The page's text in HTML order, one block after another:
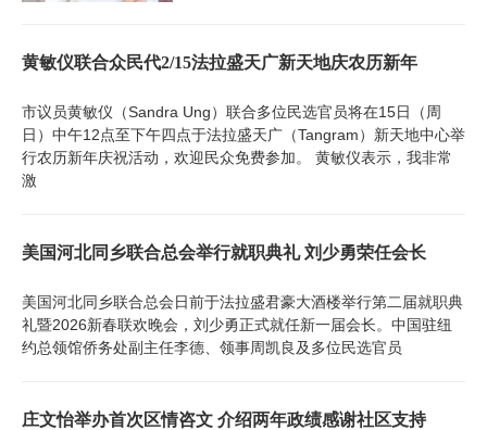
黄敏仪联合众民代2/15法拉盛天广新天地庆农历新年
市议员黄敏仪（Sandra Ung）联合多位民选官员将在15日（周
日）中午12点至下午四点于法拉盛天广（Tangram）新天地中心举
行农历新年庆祝活动，欢迎民众免费参加。 黄敏仪表示，我非常
激
美国河北同乡联合总会举行就职典礼 刘少勇荣任会长
美国河北同乡联合总会日前于法拉盛君豪大酒楼举行第二届就职典
礼暨2026新春联欢晚会，刘少勇正式就任新一届会长。中国驻纽
约总领馆侨务处副主任李德、领事周凯良及多位民选官员
庄文怡举办首次区情咨文 介绍两年政绩感谢社区支持